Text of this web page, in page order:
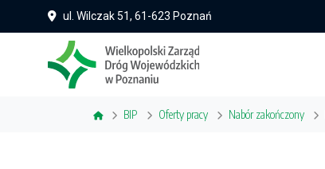
ul. Wilczak 51, 61-623 Poznań
BIP Oferty pracy Nabór zakończony